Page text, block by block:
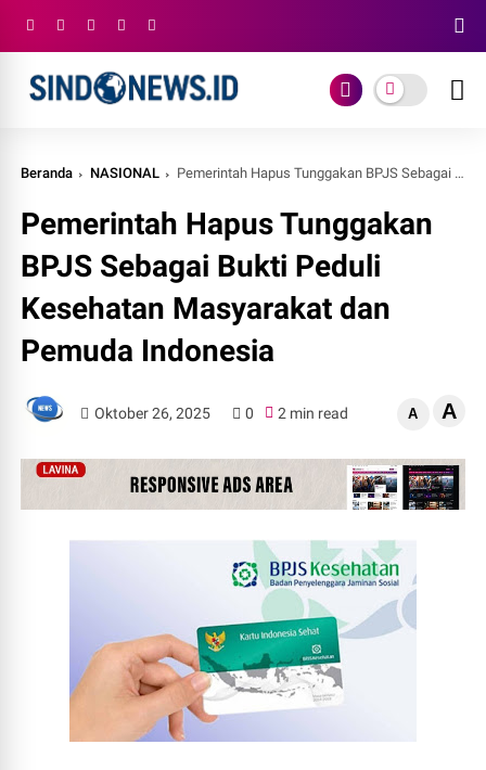
Beranda NASIONAL Pemerintah Hapus Tunggakan BPJS Sebagai Bukti Peduli Kesehatan Masyarakat dan Pemuda Indonesia
Pemerintah Hapus Tunggakan
BPJS Sebagai Bukti Peduli
Kesehatan Masyarakat dan
Pemuda Indonesia
Oktober 26, 2025 0 2 min read A A